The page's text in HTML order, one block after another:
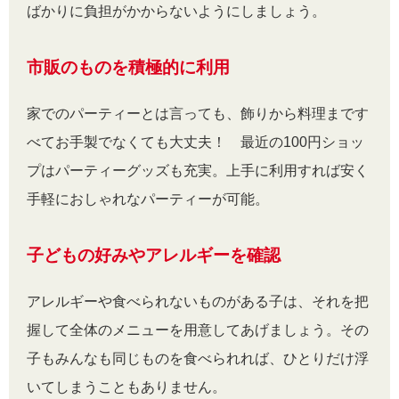
ばかりに負担がかからないようにしましょう。
市販のものを積極的に利用
家でのパーティーとは言っても、飾りから料理まです
べてお手製でなくても大丈夫！ 最近の100円ショッ
プはパーティーグッズも充実。上手に利用すれば安く
手軽におしゃれなパーティーが可能。
子どもの好みやアレルギーを確認
アレルギーや食べられないものがある子は、それを把
握して全体のメニューを用意してあげましょう。その
子もみんなも同じものを食べられれば、ひとりだけ浮
いてしまうこともありません。